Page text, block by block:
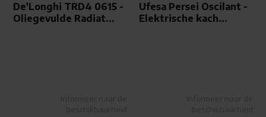
De'Longhi TRD4 0615 -
Oliegevulde Radiat...
Ufesa Persei Oscilant -
Elektrische kach...